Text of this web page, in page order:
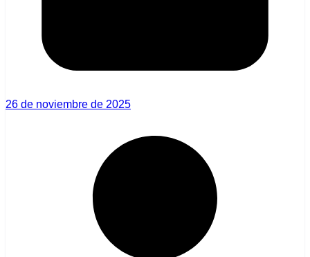
26 de noviembre de 2025